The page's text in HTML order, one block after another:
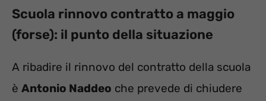
Scuola rinnovo contratto a maggio
(forse): il punto della situazione
A ribadire il rinnovo del contratto della scuola
è Antonio Naddeo che prevede di chiudere